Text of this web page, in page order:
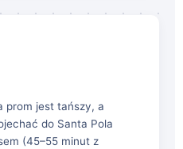
prom jest tańszy, a
do Santa Pola
(45–55 minut z